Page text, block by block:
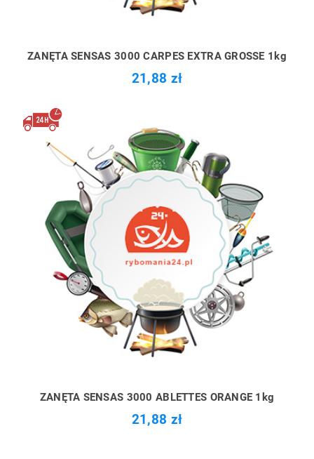
ZANĘTA SENSAS 3000 CARPES EXTRA GROSSE 1kg
21,88 zł
ZANĘTA SENSAS 3000 ABLETTES ORANGE 1kg
21,88 zł